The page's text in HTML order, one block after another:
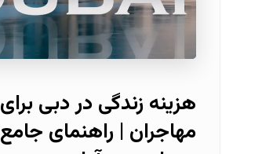
هزینه زندگی در دبی برای